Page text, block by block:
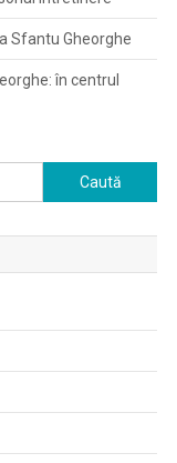
Sfantu Gheorghe
în centrul
Caută
după: